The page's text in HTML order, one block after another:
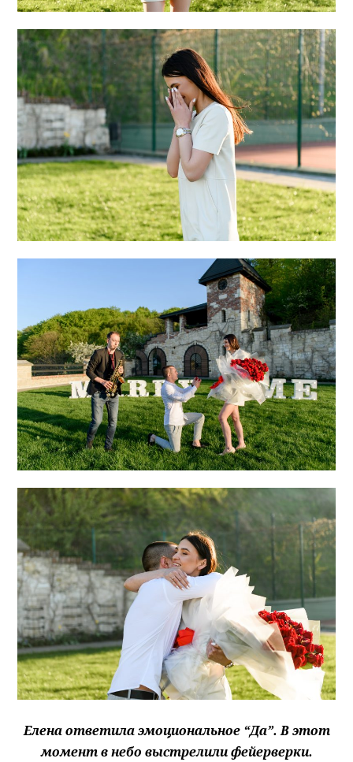
Елена ответила эмоциональное“Да”. В этот
момент в небо выстрелили фейерверки.